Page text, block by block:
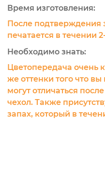
Время изготовления:
После подтверждения
печатается в течении
Необходимо знать:
Цветопередача очень
же оттенки того что
могут отличаться
чехол. Также
запах, который в